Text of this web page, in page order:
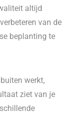
altijd
van de
beplanting te
werkt,
ziet van je